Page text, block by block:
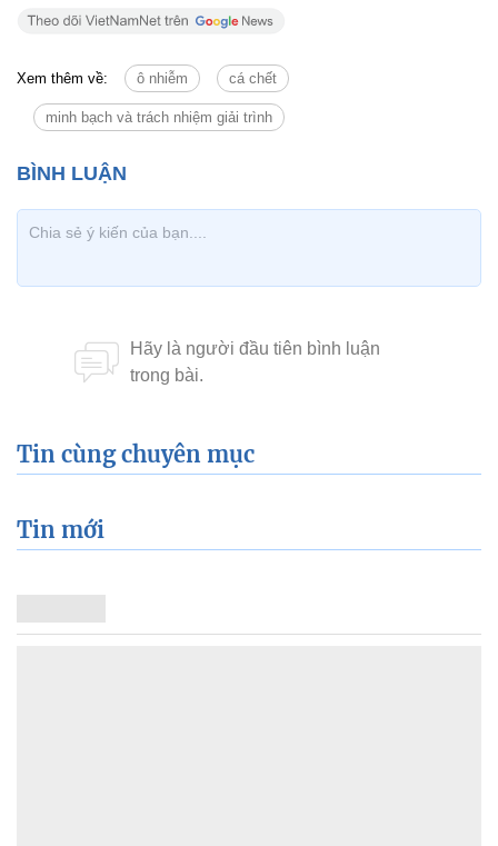
Xem thêm về: ô nhiễm cá chết
minh bạch và trách nhiệm giải trình
Tin cùng chuyên mục
Tin mới